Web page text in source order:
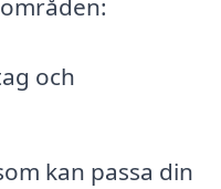
och
kan passa din